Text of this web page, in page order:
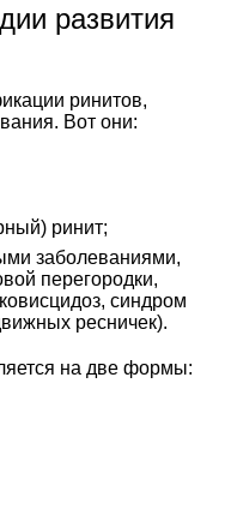
развития
ринитов,
Вот они:
ринит;
заболеваниями,
перегородки,
синдром
ресничек).
на две формы: